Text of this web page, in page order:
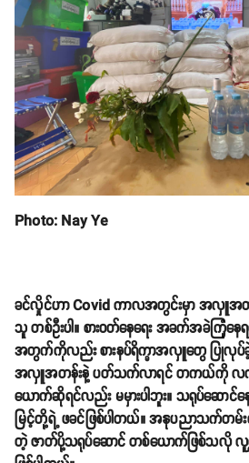
Photo: Nay Ye
ခင်လှိုင်ဟာ Covid ကာလအတွင်းမှာ အလှူအ
သူ တစ်ဦးပါ။ စားဝတ်နေရေး အခက်အခဲကြုံ
အတွက်ကိုလည်း စားနပ်ရိက္ခာအလှူတွေ ပြုလုပ်
အလှူအတန်းနဲ့ ပတ်သက်လာရင် တကယ်ကို လက်
ယောက်ဆိုရင်လည်း မမှားပါဘူး။ သရုပ်ဆောင်
မြင့်တို့ရဲ့ ဖခင်ဖြစ်ပါတယ်။ အနုပညာသက်တမ်းလ
တဲ့ ဇာတ်ပို့သရုပ်ဆောင် တစ်ယောက်ဖြစ်သလို